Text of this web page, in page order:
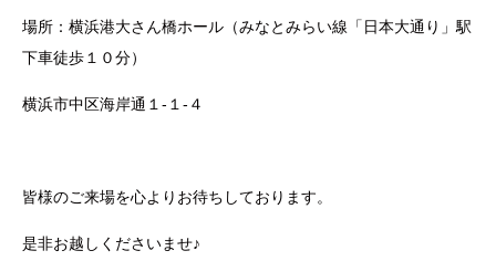
場所：横浜港大さん橋ホール（みなとみらい線「日本大通り」駅
下車徒歩１０分）
横浜市中区海岸通１-１-４
皆様のご来場を心よりお待ちしております。
是非お越しくださいませ♪